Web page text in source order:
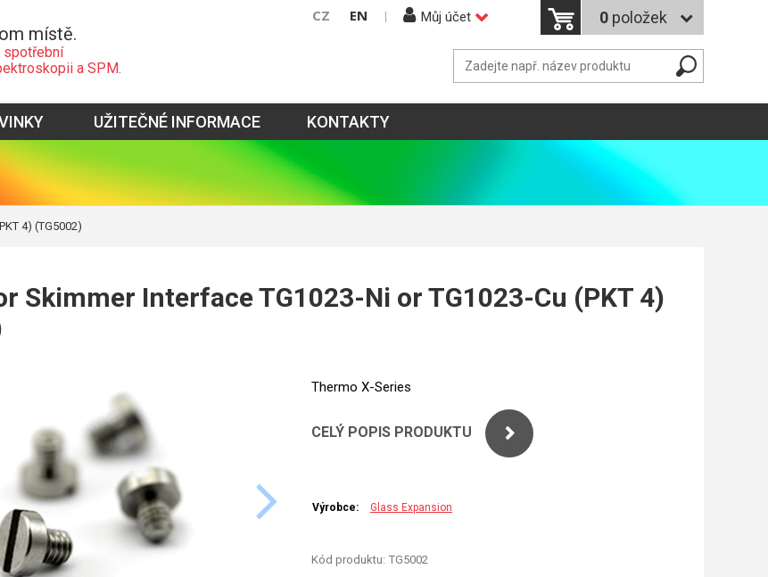
místě.
spotřební
a SPM.
CZ EN Můj účet 0 položek
UŽITEČNÉ INFORMACE KONTAKTY
4) (TG5002)
Skimmer Interface TG1023-Ni or TG1023-Cu (PKT 4)
Thermo X-Series
CELÝ POPIS PRODUKTU
Výrobce: Glass Expansion
Kód produktu: TG5002